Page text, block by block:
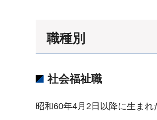
職種別
社会福祉職
昭和60年4月2日以降に生ま